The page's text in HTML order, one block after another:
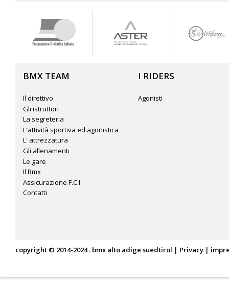
BMX TEAM
Il direttivo
Gli istruttori
La segreteria
L'attività sportiva ed agonistica
L' attrezzatura
Gli allenamenti
Le gare
Il Bmx
Assicurazione F.C.I.
Contatti
I RIDERS
Agonisti
copyright © 2014-2024 . bmx alto adige suedtirol | Privacy |